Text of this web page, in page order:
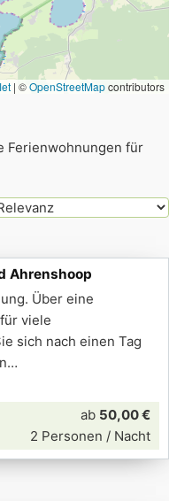
| ©OpenStreetMapcontributors
Ferienwohnungen für
Ahrenshoop
Über eine
viele
sich nach einen Tag
ab 50,00 €
2 Personen / Nacht